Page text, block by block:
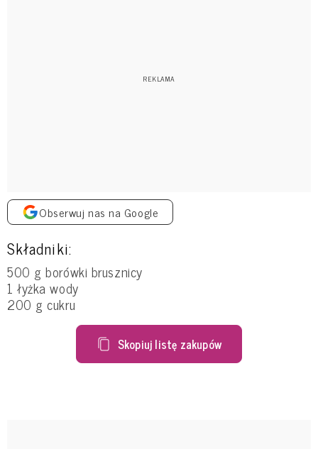
Obserwuj nas na Google
Składniki:
500 g borówki brusznicy
1 łyżka wody
200 g cukru
Skopiuj listę zakupów